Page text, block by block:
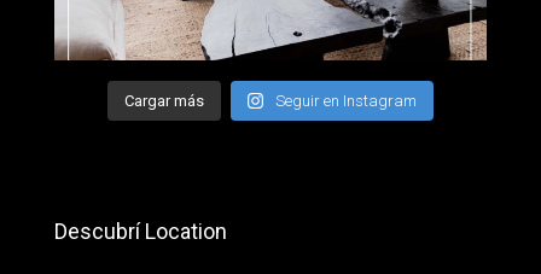
Cargar más Seguir en Instagram
Descubrí Location